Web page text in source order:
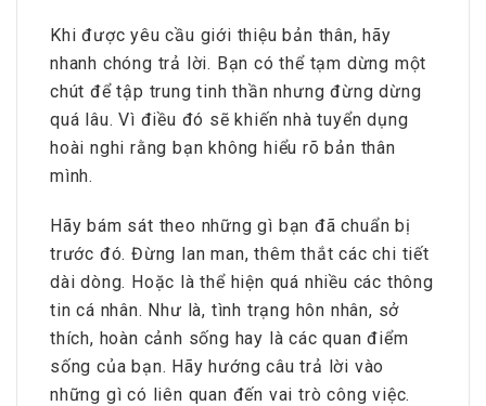
Khi được yêu cầu giới thiệu bản thân, hãy
nhanh chóng trả lời. Bạn có thể tạm dừng một
chút để tập trung tinh thần nhưng đừng dừng
quá lâu. Vì điều đó sẽ khiến nhà tuyển dụng
hoài nghi rằng bạn không hiểu rõ bản thân
mình.
Hãy bám sát theo những gì bạn đã chuẩn bị
trước đó. Đừng lan man, thêm thắt các chi tiết
dài dòng. Hoặc là thể hiện quá nhiều các thông
tin cá nhân. Như là, tình trạng hôn nhân, sở
thích, hoàn cảnh sống hay là các quan điểm
sống của bạn. Hãy hướng câu trả lời vào
những gì có liên quan đến vai trò công việc.